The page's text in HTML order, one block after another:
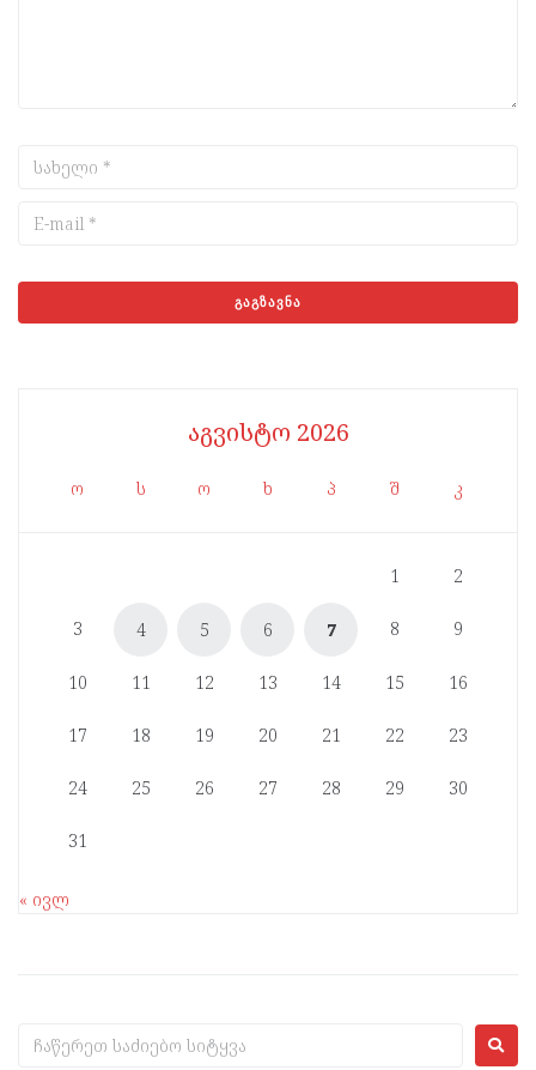
აგვისტო 2026
ო ს ო ხ პ შ კ
1 2
3 4 5 6 7 8 9
10 11 12 13 14 15 16
17 18 19 20 21 22 23
24 25 26 27 28 29 30
31
« ივლ